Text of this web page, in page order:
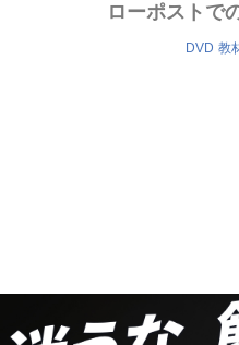
ローポストで
DVD 教